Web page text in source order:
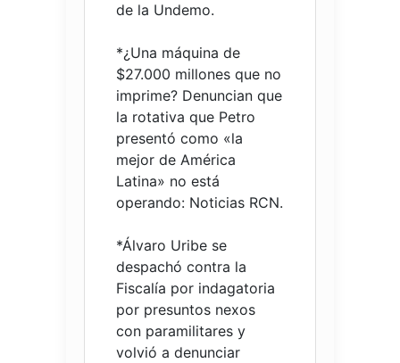
de la Undemo.
*¿Una máquina de
$27.000 millones que no
imprime? Denuncian que
la rotativa que Petro
presentó como «la
mejor de América
Latina» no está
operando: Noticias RCN.
*Álvaro Uribe se
despachó contra la
Fiscalía por indagatoria
por presuntos nexos
con paramilitares y
volvió a denunciar